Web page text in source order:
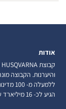
אודות
הגיע לכ- 16 מיליארד ש"ח.